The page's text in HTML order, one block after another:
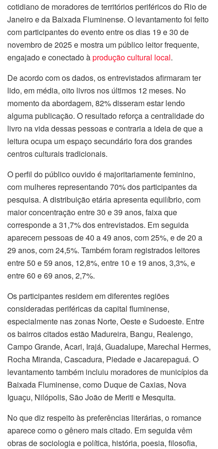
cotidiano de moradores de territórios periféricos do Rio de
Janeiro e da Baixada Fluminense. O levantamento foi feito
com participantes do evento entre os dias 19 e 30 de
novembro de 2025 e mostra um público leitor frequente,
engajado e conectado àprodução cultural local.
De acordo com os dados, os entrevistados afirmaram ter
lido, em média, oito livros nos últimos 12 meses. No
momento da abordagem, 82% disseram estar lendo
alguma publicação. O resultado reforça a centralidade do
livro na vida dessas pessoas e contraria a ideia de que a
leitura ocupa um espaço secundário fora dos grandes
centros culturais tradicionais.
O perfil do público ouvido é majoritariamente feminino,
com mulheres representando 70% dos participantes da
pesquisa. A distribuição etária apresenta equilíbrio, com
maior concentração entre 30 e 39 anos, faixa que
corresponde a 31,7% dos entrevistados. Em seguida
aparecem pessoas de 40 a 49 anos, com 25%, e de 20 a
29 anos, com 24,5%. Também foram registrados leitores
entre 50 e 59 anos, 12,8%, entre 10 e 19 anos, 3,3%, e
entre 60 e 69 anos, 2,7%.
Os participantes residem em diferentes regiões
consideradas periféricas da capital fluminense,
especialmente nas zonas Norte, Oeste e Sudoeste. Entre
os bairros citados estão Madureira, Bangu, Realengo,
Campo Grande, Acari, Irajá, Guadalupe, Marechal Hermes,
Rocha Miranda, Cascadura, Piedade e Jacarepaguá. O
levantamento também incluiu moradores de municípios da
Baixada Fluminense, como Duque de Caxias, Nova
Iguaçu, Nilópolis, São João de Meriti e Mesquita.
No que diz respeito às preferências literárias, o romance
aparece como o gênero mais citado. Em seguida vêm
obras de sociologia e política, história, poesia, filosofia,